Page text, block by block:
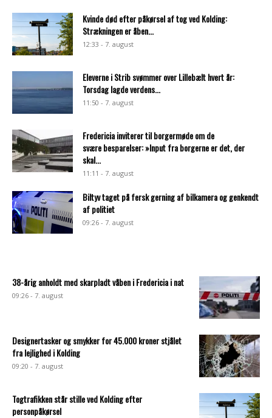
Kvinde død efter påkørsel af tog ved Kolding:
Strækningen er åben...
12:33 - 7. august
Eleverne i Strib svømmer over Lillebælt hvert år:
Torsdag lagde verdens...
11:50 - 7. august
Fredericia inviterer til borgermøde om de
svære besparelser: »Input fra borgerne er det, der
skal...
11:11 - 7. august
Biltyv taget på fersk gerning af bilkamera og genkendt
af politiet
09:26 - 7. august
38-årig anholdt med skarpladt våben i Fredericia i nat
09:26 - 7. august
Designertasker og smykker for 45.000 kroner stjålet
fra lejlighed i Kolding
09:20 - 7. august
Togtrafikken står stille ved Kolding efter
personpåkørsel